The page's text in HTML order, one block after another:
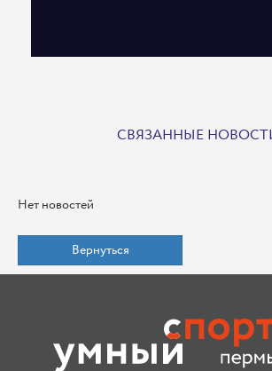
СВЯЗАННЫЕ
Нет новостей
Вернуться